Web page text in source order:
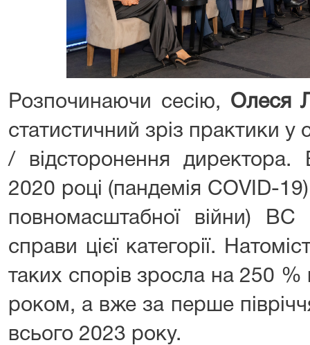
Розпочинаючи сесію, Олеся
статистичний зріз практики
/ відсторонення
2020 році (пандемія COVID-
повномасштабної війни) ВС
справи цієї категорії.
таких спорів зросла на 250 %
роком, а вже за перше
всього 2023 року.